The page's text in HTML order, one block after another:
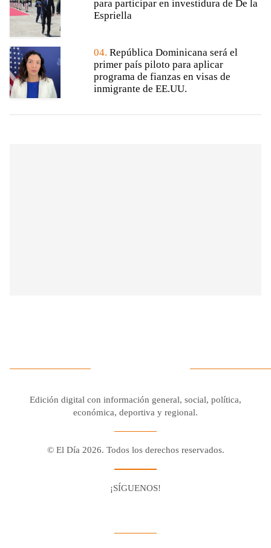
para participar en investidura de De la
Espriella
04. República Dominicana será el
primer país piloto para aplicar
programa de fianzas en visas de
inmigrante de EE.UU.
Edición digital con información general, social, política,
económica, deportiva y regional.
© El Día 2026. Todos los derechos reservados.
¡SÍGUENOS!